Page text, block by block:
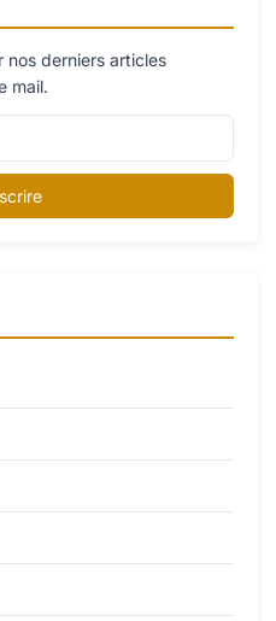
nos derniers articles
mail.